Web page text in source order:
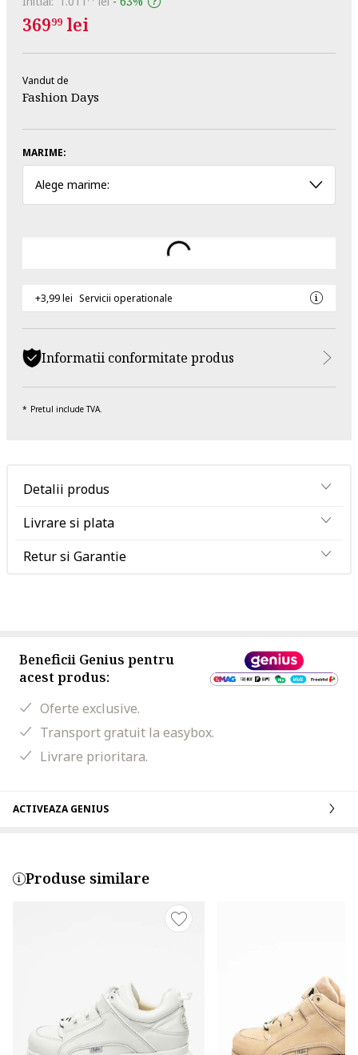
36999 lei
Vandut de
Fashion Days
MARIME:
Alege marime:
+3,99 lei Servicii operationale
Informatii conformitate produs
Pretul include TVA.
Detalii produs
Livrare si plata
Retur si Garantie
Beneficii Genius pentru
acest produs:
Oferte exclusive.
Transport gratuit la easybox.
Livrare prioritara.
ACTIVEAZA GENIUS
Produse similare